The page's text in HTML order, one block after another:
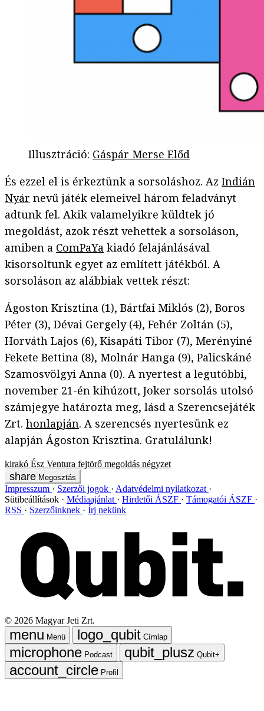
Illusztráció: Gáspár Merse Előd
És ezzel el is érkeztünk a sorsoláshoz. Az Indián
Nyár nevű játék elemeivel három feladványt
adtunk fel. Akik valamelyikre küldtek jó
megoldást, azok részt vehettek a sorsoláson,
amiben a ComPaYa kiadó felajánlásával
kisorsoltunk egyet az említett játékból. A
sorsoláson az alábbiak vettek részt:
Ágoston Krisztina (1), Bártfai Miklós (2), Boros
Péter (3), Dévai Gergely (4), Fehér Zoltán (5),
Horváth Lajos (6), Kisapáti Tibor (7), Merényiné
Fekete Bettina (8), Molnár Hanga (9), Palicskáné
Szamosvölgyi Anna (0). A nyertest a legutóbbi,
november 21-én kihúzott, Joker sorsolás utolsó
számjegye határozta meg, lásd a Szerencsejáték
Zrt. honlapján. A szerencsés nyertesünk ez
alapján Ágoston Krisztina. Gratulálunk!
kirakó Ész Ventura fejtörő megoldás négyzet
Megosztás
Impresszum Szerzői jogok
Adatvédelmi nyilatkozat
Sütibeállítások
Médiaajánlat Hirdetői ÁSZF
Támogatói ÁSZF
RSS
Szerzőinknek Írj nekünk
© 2026 Magyar Jeti Zrt.
Menü
Címlap
Podcast
Qubit+
Profil